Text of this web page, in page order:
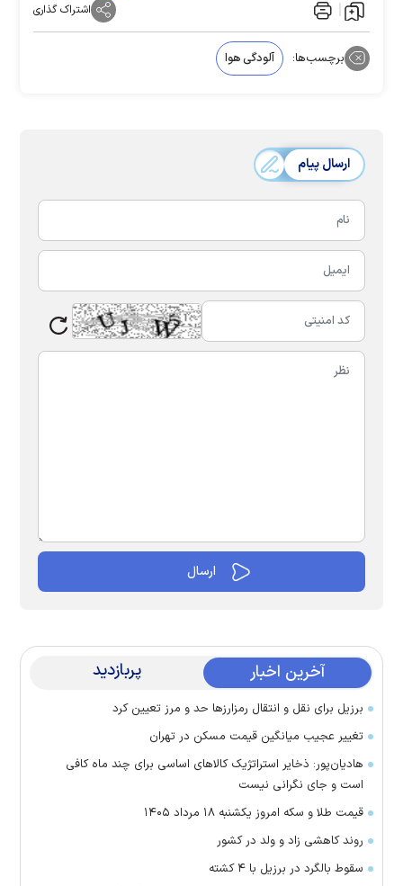
اشتراک گذاری
برچسب‌ها: آلودگی هوا
ارسال پیام
آخرین اخبار پربازدید
برزیل برای نقل‌ و انتقال رمزارز‌ها حد و مرز تعیین کرد
تغییر عجیب میانگین قیمت مسکن در تهران
هادیان‌پور: ذخایر استراتژیک کالا‌های اساسی برای چند ماه کافی
است و جای نگرانی نیست
قیمت طلا و سکه امروز یکشنبه ۱۸ مرداد ۱۴۰۵
روند کاهشی زاد و ولد در کشور
سقوط بالگرد در برزیل با ۴ کشته